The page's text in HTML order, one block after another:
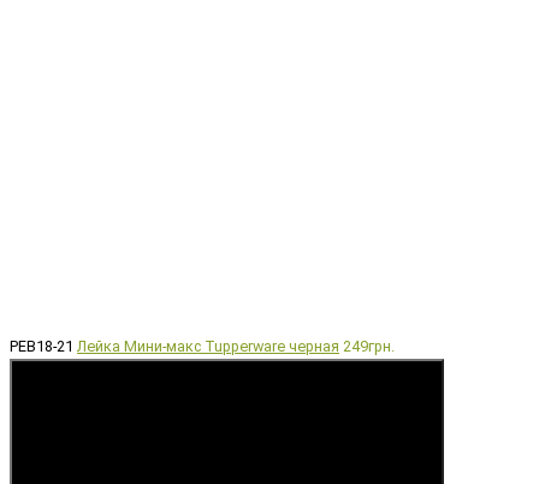
РЕВ18-21 Лейка Мини-макс Tupperware черная 249грн.